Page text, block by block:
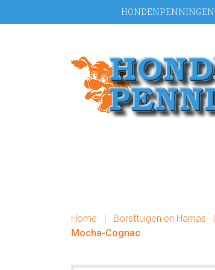
naar
naar
HONDENPENNINGEN
Home | Borsttuigen en Harnas |
Mocha-Cognac